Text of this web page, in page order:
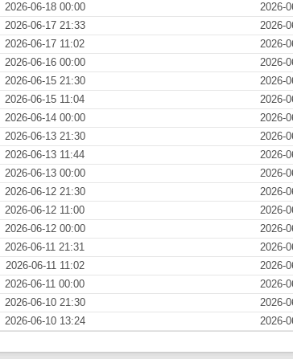
2026-06-18 00:00 2026-
2026-06-17 21:33 2026-
2026-06-17 11:02 2026-
2026-06-16 00:00 2026-
2026-06-15 21:30 2026-
2026-06-15 11:04 2026-
2026-06-14 00:00 2026-
2026-06-13 21:30 2026-
2026-06-13 11:44 2026-
2026-06-13 00:00 2026-
2026-06-12 21:30 2026-
2026-06-12 11:00 2026-
2026-06-12 00:00 2026-
2026-06-11 21:31 2026-
2026-06-11 11:02 2026-
2026-06-11 00:00 2026-
2026-06-10 21:30 2026-
2026-06-10 13:24 2026-